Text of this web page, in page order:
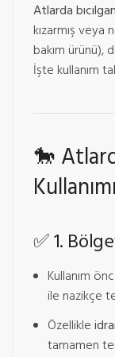
Atlarda
kızarmış
bakım ürünü),
İşte kullanım
🐎
Kullanımı
✅1.
Kullanım
ile nazikçe
Özellikle
tamamen